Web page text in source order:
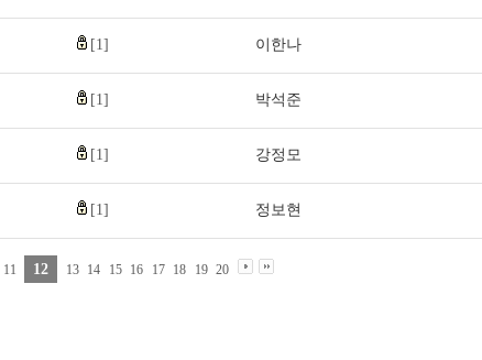
[1] 이한나
[1] 박석준
[1] 강정모
[1] 정보현
11 12 13 14 15 16 17 18 19 20